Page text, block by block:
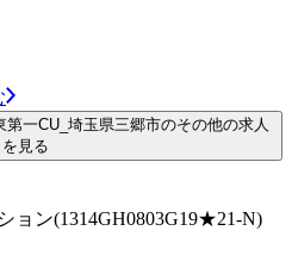
一CU_埼玉県三郷市のその他の求人
を見る
ョン(1314GH0803G19★21-N)